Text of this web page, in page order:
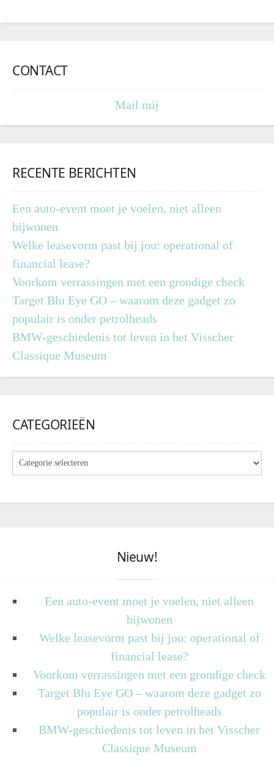
CONTACT
Mail mij
RECENTE BERICHTEN
Een auto-event moet je voelen, niet alleen
bijwonen
Welke leasevorm past bij jou: operational of
financial lease?
Voorkom verrassingen met een grondige check
Target Blu Eye GO – waarom deze gadget zo
populair is onder petrolheads
BMW-geschiedenis tot leven in het Visscher
Classique Museum
CATEGORIEËN
Nieuw!
Een auto-event moet je voelen, niet alleen
bijwonen
Welke leasevorm past bij jou: operational of
financial lease?
Voorkom verrassingen met een grondige check
Target Blu Eye GO – waarom deze gadget zo
populair is onder petrolheads
BMW-geschiedenis tot leven in het Visscher
Classique Museum